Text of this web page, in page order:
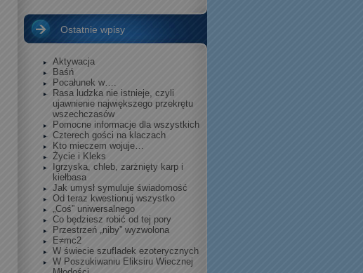
Ostatnie wpisy
Aktywacja
Baśń
Pocałunek w….
Rasa ludzka nie istnieje, czyli
ujawnienie największego przekrętu
wszechczasów
Pomocne informacje dla wszystkich
Czterech gości na klaczach
Kto mieczem wojuje…
Życie i Kleks
Igrzyska, chleb, zarżnięty karp i
kiełbasa
Jak umysł symuluje świadomość
Od teraz kwestionuj wszystko
„Coś” uniwersalnego
Co będziesz robić od tej pory
Przestrzeń „niby” wyzwolona
E≠mc2
W świecie szufladek ezoterycznych
W Poszukiwaniu Eliksiru Wiecznej